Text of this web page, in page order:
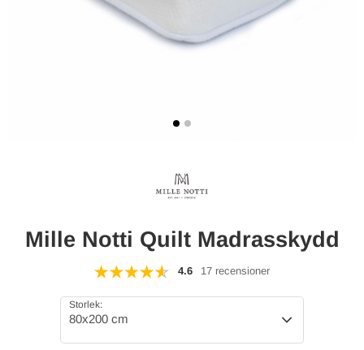
Mille Notti Quilt Madrasskydd
4.6 17 recensioner
Storlek:
80x200 cm